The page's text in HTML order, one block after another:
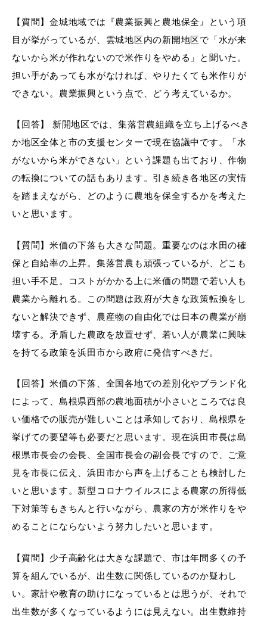
便利なサービス
気象情報リンク集
ごみ分別早見表
目的別の
窓口案内
募集情報
ダウンロード
電子申請
浜田市観光協会ポータルサイト「はまナビ」
【質問】金城地域では『農業振興と農地保全』という項
目が挙がっているが、雲城地区内の新開地区で「水が来
ないから米が作れないので米作りをやめる」と聞いた。
担い手があっても水がなければ、やりたくても米作りが
できない。農業振興という点で、どう考えているか。
【回答】 新開地区では、集落営農組織を立ち上げるべき
か地区全体と市の支援センターで現在協議中です。「水
がないから米ができない」という課題も出ており、作物
の転換についての話もあります。引き続き各地区の実情
を踏まえながら、どのように農地を保全するかを考えた
いと思います。
【質問】米価の下落も大きな問題。重要なのは水田の確
保と自給率の上昇。集落営農も頑張っているが、どこも
担い手不足。コストがかかる上に米価の問題で若い人も
農業から離れる。この問題は政府が大きな政策転換をし
ないと解決できず、農産物の自由化では日本の農業が崩
壊する。矛盾した農政を放置せず、若い人が農業に興味
を持てる政策を浜田市から政府に発信すべきだ。
【回答】米価の下落、全国各地での差別化やブランド化
によって、島根県西部の農地面積が小さいところでは良
い価格での販売が難しいことは承知しており、島根県を
挙げての要望等も必要だと思います。現在浜田市長は島
根県市長会の会長、全国市長会の副会長ですので、ご意
見を市長に伝え、浜田市から声を上げることも検討した
いと思います。新型コロナウイルスによる農家の所得低
下対策等もきちんと行いながら、農家の方が米作りをや
めることにならないよう努力したいと思います。
【質問】少子高齢化は大きな課題で、市は年間多くの予
算を組んでいるが、出生数に関係しているのか疑わし
い。家計や教育の助けになっているとは思うが、それで
出生数が多くなっているようには見えない。出生数維持